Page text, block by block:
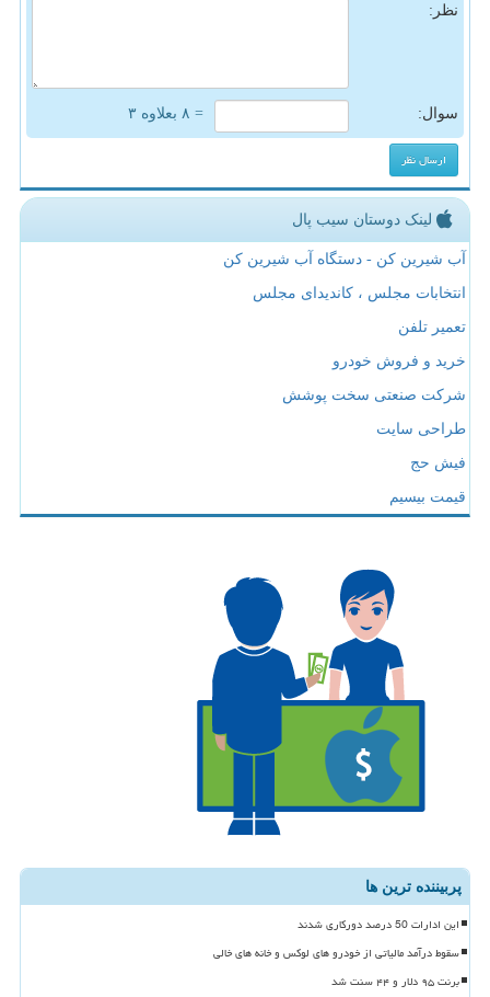
نظر:
سوال: = ۸ بعلاوه ۳
لینک دوستان سیب پال
آب شیرین کن - دستگاه آب شیرین کن
انتخابات مجلس ، کاندیدای مجلس
تعمیر تلفن
خرید و فروش خودرو
شرکت صنعتی سخت پوشش
طراحی سایت
فیش حج
قیمت بیسیم
پربیننده ترین ها
این ادارات 50 درصد دورکاری شدند
سقوط درآمد مالیاتی از خودرو های لوکس و خانه های خالی
برنت ۹۵ دلار و ۴۴ سنت شد